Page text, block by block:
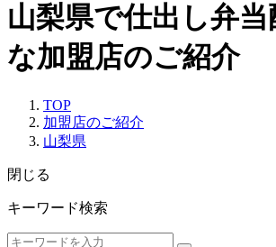
山梨県で仕出し弁
な加盟店のご紹介
TOP
加盟店のご紹介
山梨県
閉じる
キーワード検索